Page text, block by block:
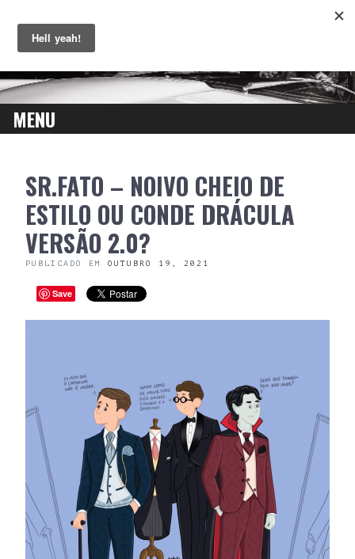
MENU
CONTENTSR.FATO – NOIVO CHEIO DE
ESTILO OU CONDE DRÁCULA
VERSÃO 2.0?
PUBLICADO EM OUTUBRO 19, 2021
Save